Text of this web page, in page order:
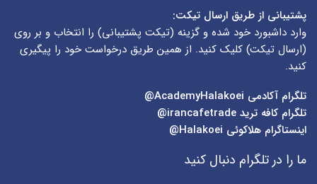
پشتیبانی از طریق ارسال تیکت:
وارد داشبورد خود شده و گزینه (تیکت پشتیبانی) را انتخاب و بر روی
(ارسال تیکت) کلیک کنید. از همین طریق درخواست خود را پیگیری
کنید.
تلگرام آکادمی
تلگرام کافه ترید irancafetrade@
اینستاگرام هلاکوئی Halakoei@
ما را در تلگرام دنبال کنید